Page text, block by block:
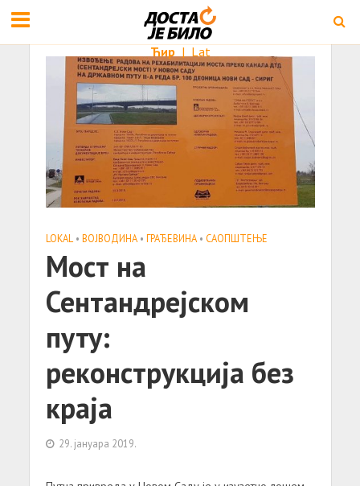
Ћир | Lat
LOKAL • ВОЈВОДИНА • ГРАЂЕВИНА • САОПШТЕЊE
Мост на
Сентандрејском
путу:
реконструкција без
краја
29. јануара 2019.